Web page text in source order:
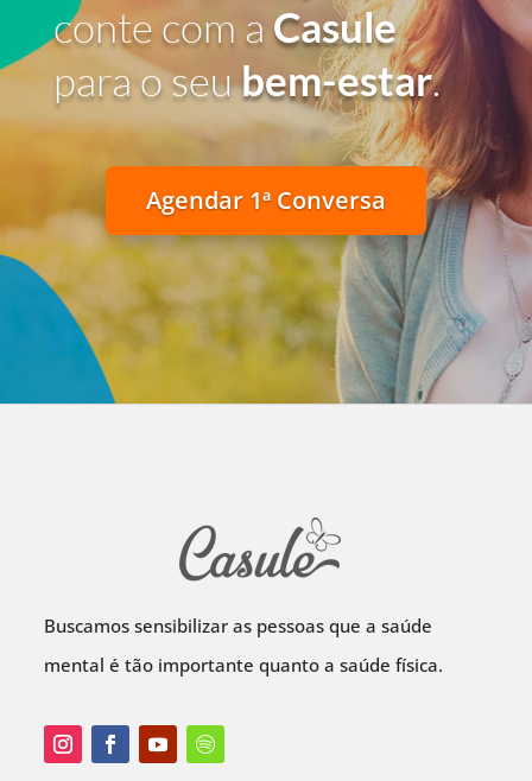
conte com a Casule
para o seubem-estar.
Agendar 1ª Conversa
Buscamos sensibilizar as pessoas que a saúde
mental é tão importante quanto a saúde física.